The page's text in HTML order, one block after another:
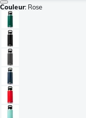
Couleur: Rose